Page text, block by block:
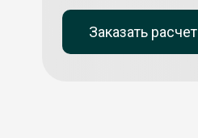
Заказать расчет